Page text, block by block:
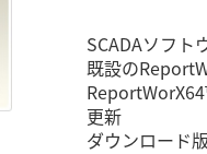
SCADAソフト
既設の
更新
ダウンロード